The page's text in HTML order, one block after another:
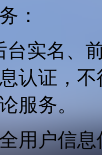
：
台实名、
认证，
服务。
全用户信